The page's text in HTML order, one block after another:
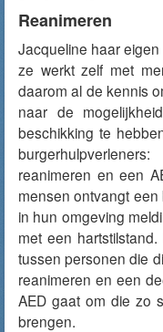
Reanimeren
Jacqueline haar
ze werkt zelf met
daarom al de kennis
naar de
beschikking te
reanimeren en een
mensen ontvangt
in hun omgeving
met een
tussen personen die
reanimeren en een
AED gaat om die zo
brengen.